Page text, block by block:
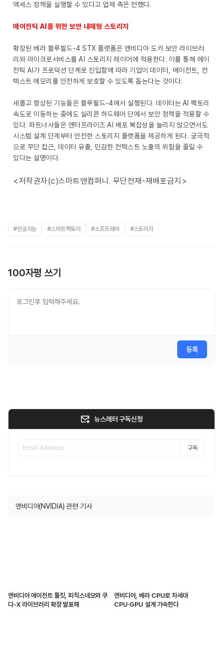
액세스 정책을 실행할 수 있다고 업체 측은 전했다.
에이전틱 AI를 위한 보안 내재형 스토리지
확장된 베라 블루필드-4 STX 플랫폼은 엔비디아 도카 보안 라이브러
리와 마이크로서비스를 AI 스토리지 레이어에 적용한다. 이를 통해 에이
전틱 AI가 프로덕션 단계로 진입함에 따라 기업이 데이터, 에이전트, 컨
텍스트 메모리를 안전하게 보호할 수 있도록 돕는다는 것이다.
새롭고 향상된 기능들은 블루필드-4에서 실행된다. 데이터는 AI 팩토리
속도로 이동하는 중에도 실리콘 하드웨어 단에서 보안 정책을 적용할 수
있다. 파트너사들은 엔터프라이즈 AI 배포 복잡성을 늘리지 않으면서도
시스템 설계 단계부터 안전한 스토리지 플랫폼을 제공하게 된다. 궁극적
으로 무단 접근, 데이터 유출, 민감한 컨텍스트 노출의 위험을 줄일 수
있다는 설명이다.
<저작권자(c)스마트앤컴퍼니. 무단전재-재배포금지>
#인공지능 #스마트팩토리 #소프트웨어 #스토리지
100자평 쓰기
등록
뉴스레터 구독신청
구독
엔비디아(NVIDIA) 관련 기사
엔비디아 에이전트 툴킷, 피직스네모와 쿠
다-X 라이브러리 확장 발표해
엔비디아, 베라 CPU로 차세대
CPU·GPU 설계 가속한다